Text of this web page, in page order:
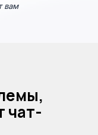
вам
чат-